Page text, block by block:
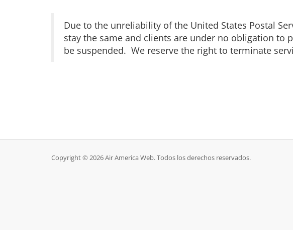
Due to the unreliability of the United States Postal
stay the same and clients are under no obligation to
be suspended. We reserve the right to terminate
Copyright © 2026 Air America Web. Todos los derechos reservados.